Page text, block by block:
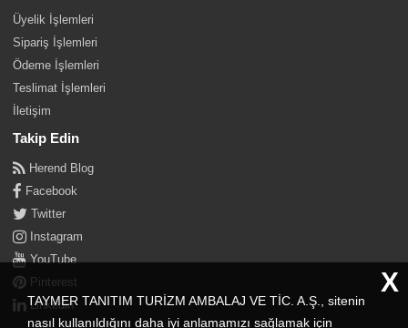
Üyelik İşlemleri
Sipariş İşlemleri
Ödeme İşlemleri
Teslimat İşlemleri
İletişim
Takip Edin
Herend Blog
Facebook
Twitter
Instagram
YouTube
Pinterest
Linkedin
TAYMER TANITIM TURİZM AMBALAJ VE TİC. A.Ş., sitenin
nasıl kullanıldığını daha iyi anlamamızı sağlamak için
X